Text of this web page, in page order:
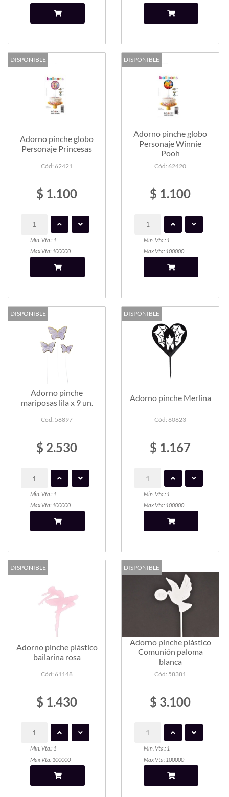
DISPONIBLE
Adorno pinche globo
Personaje Princesas
Cód: 62421
$ 1.100
Min. Vta.: 1
Max Vta: 100000
DISPONIBLE
Adorno pinche globo
Personaje Winnie
Pooh
Cód: 62420
$ 1.100
Min. Vta.: 1
Max Vta: 100000
DISPONIBLE
Adorno pinche
mariposas lila x 9 un.
Cód: 58897
$ 2.530
Min. Vta.: 1
Max Vta: 100000
DISPONIBLE
Adorno pinche Merlina
Cód: 60623
$ 1.167
Min. Vta.: 1
Max Vta: 100000
DISPONIBLE
Adorno pinche plástico
bailarina rosa
Cód: 61148
$ 1.430
Min. Vta.: 1
Max Vta: 100000
DISPONIBLE
Adorno pinche plástico
Comunión paloma
blanca
Cód: 58381
$ 3.100
Min. Vta.: 1
Max Vta: 100000